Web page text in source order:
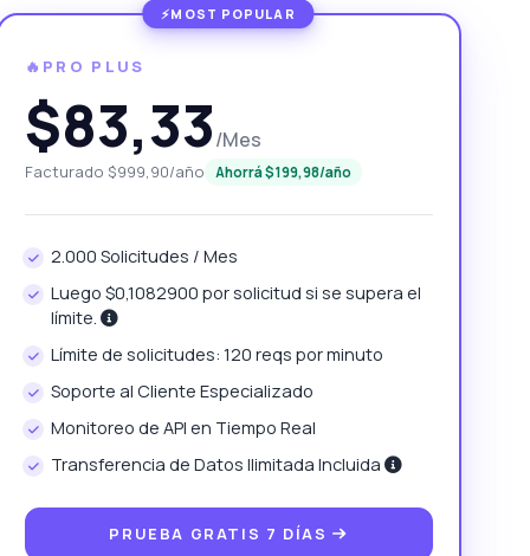
🔥PRO PLUS
$83,33/Mes
Facturado $999,90/año Ahorrá $199,98/año
2.000 Solicitudes / Mes
Luego $0,1082900 por solicitud si se supera el
límite.
Límite de solicitudes: 120 reqs por minuto
Soporte al Cliente Especializado
Monitoreo de API en Tiempo Real
Transferencia de Datos Ilimitada Incluida
PRUEBA GRATIS 7 DÍAS